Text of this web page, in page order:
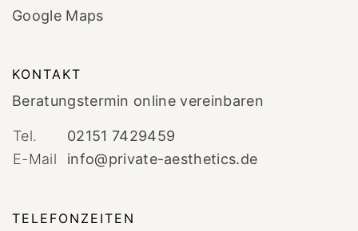
Google Maps
KONTAKT
Beratungstermin online vereinbaren
Tel.
02151 7429459
E-Mail
info@private-aesthetics.de
TELEFONZEITEN